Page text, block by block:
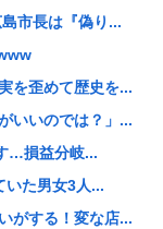
市長は『偽り...
を歪めて歴史を...
いいのでは？」...
…損益分岐...
いた男女3人...
がする！変な店...